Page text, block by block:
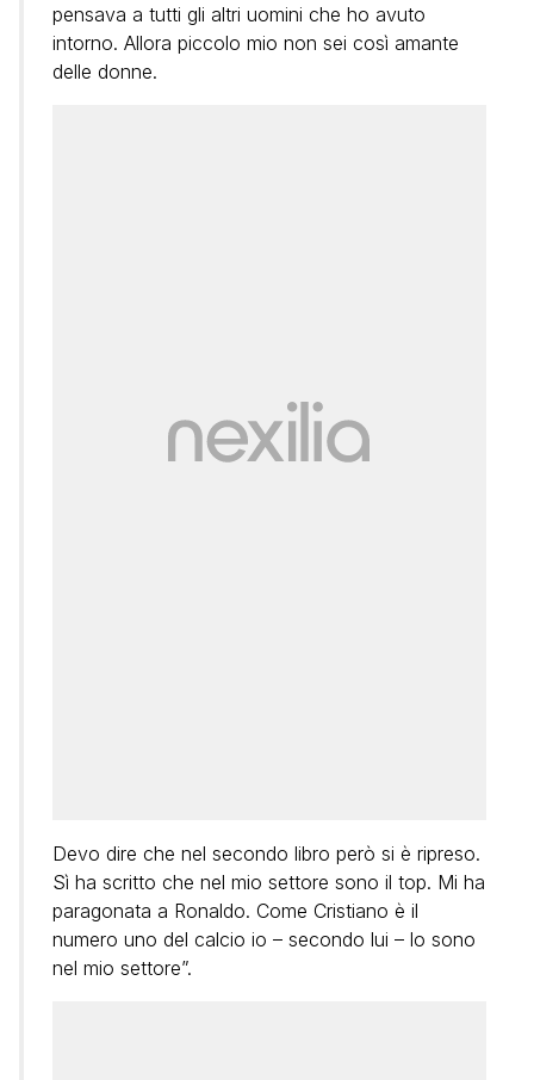
pensava a tutti gli altri uomini che ho avuto
intorno. Allora piccolo mio non sei così amante
delle donne.
Devo dire che nel secondo libro però si è ripreso.
Sì ha scritto che nel mio settore sono il top. Mi ha
paragonata a Ronaldo. Come Cristiano è il
numero uno del calcio io – secondo lui – lo sono
nel mio settore”.